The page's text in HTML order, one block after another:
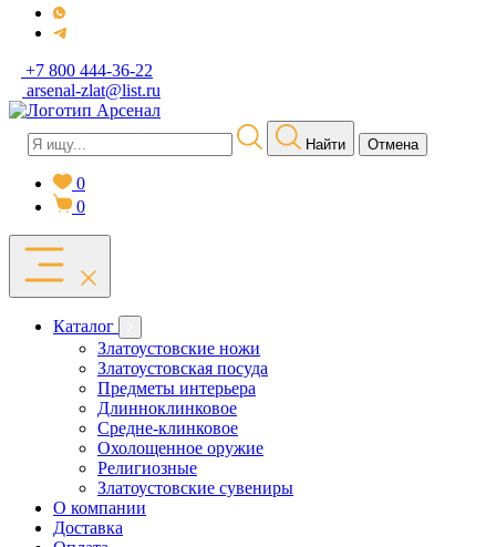
+7 800 444-36-22
arsenal-zlat@list.ru
Найти Отмена
0
0
Каталог
Златоустовские ножи
Златоустовская посуда
Предметы интерьера
Длинноклинковое
Средне-клинковое
Охолощенное оружие
Религиозные
Златоустовские сувениры
О компании
Доставка